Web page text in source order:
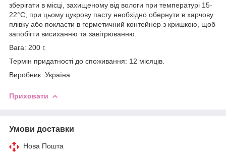
зберігати в місці, захищеному від вологи при температурі 15-
22°С, при цьому цукрову пасту необхідно обернути в харчову
плівку або покласти в герметичний контейнер з кришкою, щоб
запобігти висиханню та завітрюванню.
Вага: 200 г.
Термін придатності до споживання: 12 місяців.
Виробник: Україна.
Приховати
Умови доставки
Нова Пошта